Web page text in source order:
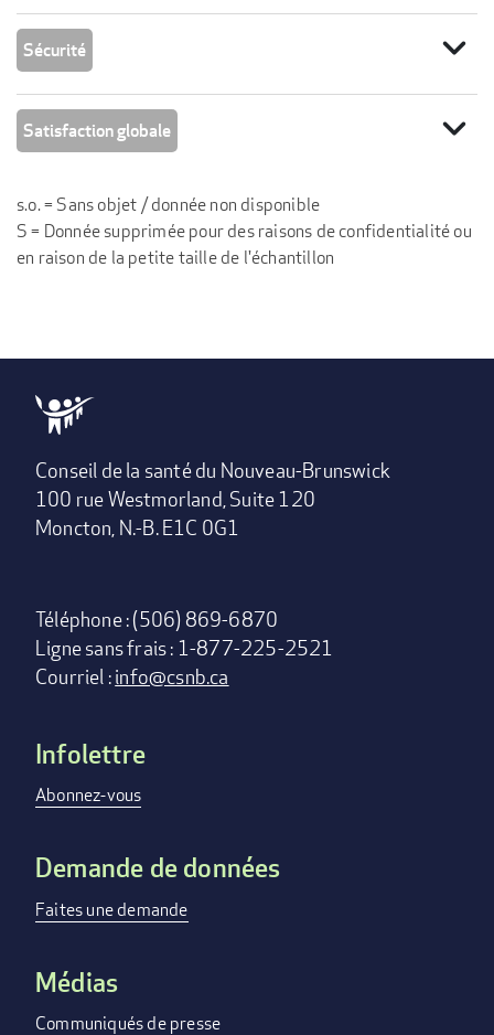
Sécurité expand_more
Satisfaction globale expand_more
s.o. = Sans objet / donnée non disponible
S = Donnée supprimée pour des raisons de confidentialité ou
en raison de la petite taille de l'échantillon
Conseil de la santé du Nouveau-Brunswick
100 rue Westmorland, Suite 120
Moncton, N.-B. E1C 0G1
Téléphone : (506) 869-6870
Ligne sans frais : 1-877-225-2521
Courriel :info@csnb.ca
Footer
menu
Infolettre
Abonnez-vous
Demande de données
Faites une demande
Médias
Communiqués de presse